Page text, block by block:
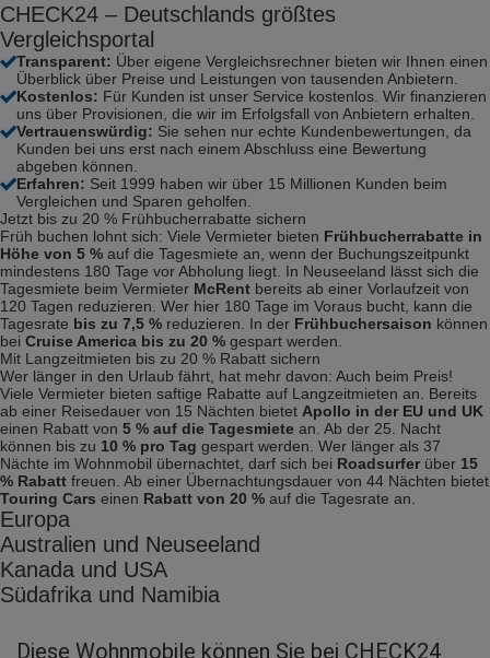
CHECK24 – Deutschlands größtes
Vergleichsportal
Transparent: Über eigene Vergleichsrechner bieten wir Ihnen einen
Überblick über Preise und Leistungen von tausenden Anbietern.
Kostenlos: Für Kunden ist unser Service kostenlos. Wir finanzieren
uns über Provisionen, die wir im Erfolgsfall von Anbietern erhalten.
Vertrauenswürdig: Sie sehen nur echte Kundenbewertungen, da
Kunden bei uns erst nach einem Abschluss eine Bewertung
abgeben können.
Erfahren: Seit 1999 haben wir über 15 Millionen Kunden beim
Vergleichen und Sparen geholfen.
Jetzt bis zu 20 % Frühbucherrabatte sichern
Früh buchen lohnt sich: Viele Vermieter bieten Frühbucherrabatte in
Höhe von 5 % auf die Tagesmiete an, wenn der Buchungszeitpunkt
mindestens 180 Tage vor Abholung liegt. In Neuseeland lässt sich die
Tagesmiete beim Vermieter McRent bereits ab einer Vorlaufzeit von
120 Tagen reduzieren. Wer hier 180 Tage im Voraus bucht, kann die
Tagesrate bis zu 7,5 % reduzieren. In der Frühbuchersaison können
bei Cruise America bis zu 20 % gespart werden.
Mit Langzeitmieten bis zu 20 % Rabatt sichern
Wer länger in den Urlaub fährt, hat mehr davon: Auch beim Preis!
Viele Vermieter bieten saftige Rabatte auf Langzeitmieten an. Bereits
ab einer Reisedauer von 15 Nächten bietet Apollo in der EU und UK
einen Rabatt von 5 % auf die Tagesmiete an. Ab der 25. Nacht
können bis zu 10 % pro Tag gespart werden. Wer länger als 37
Nächte im Wohnmobil übernachtet, darf sich bei Roadsurfer über 15
% Rabatt freuen. Ab einer Übernachtungsdauer von 44 Nächten bietet
Touring Cars einen Rabatt von 20 % auf die Tagesrate an.
Europa
Australien und Neuseeland
Kanada und USA
Südafrika und Namibia
Diese Wohnmobile können Sie bei CHECK24